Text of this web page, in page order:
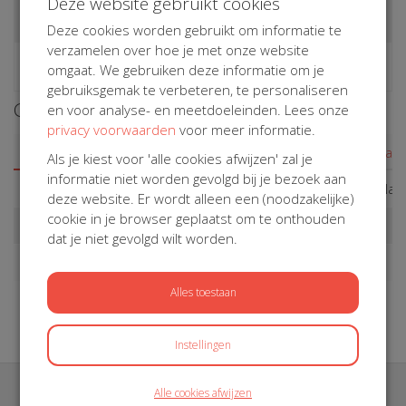
Geen activiteit gekozen
Deelnemer Actietitel
Lid
Dé
Naaimadammen
Dé Naaimadammen sewing
to Diabeatit
Dé
Emma Roelans
Samen sterk: Emma voor
Diabetes
Meld je aan voor de nieuwsbrief
Deze cookies worden gebruikt om informatie te
verzamelen over hoe je met onze website
omgaat. We gebruiken deze informatie om je
gebruiksgemak te verbeteren, te personaliseren
en voor analyse- en meetdoeleinden. Lees onze
privacy voorwaarden voor meer informatie.
Als je kiest voor 'alle cookies afwijzen' zal je
informatie niet worden gevolgd bij je bezoek aan
deze website. Er wordt alleen een (noodzakelijke)
cookie in je browser geplaatst om te onthouden
dat je niet gevolgd wilt worden.
Alles toestaan
Instellingen
Alle cookies afwijzen